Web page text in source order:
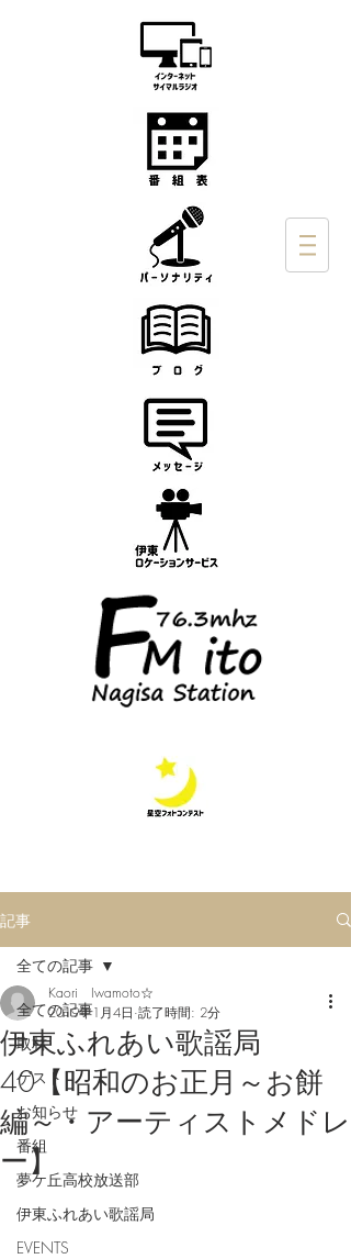
記事
全ての記事
取材
ゲスト
お知らせ
番組
夢ケ丘高校放送部
伊東ふれあい歌謡局
EVENTS
全ての記事
伊東ふれあい歌謡局
40【昭和のお正月～お餅
編～・アーティストメドレ
ー】
Kaori Iwamoto☆
2019年1月4日 読了時間: 2分